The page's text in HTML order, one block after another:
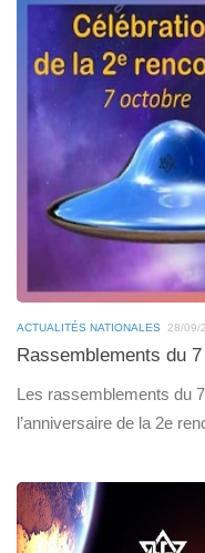
ACTUALITÉS NATIONALES 28/09/
Rassemblements du
Les rassemblements du
l’anniversaire de la 2e